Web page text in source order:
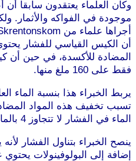
وكان العلماء يعتقدون سابقا أن
موجودة في الفواكه والأثمار.
المضادة للأكسدة، في حين أن
فقط على 160 ملغ منها.
يربط الخبراء هذا بنسبة الماء
تسبب تخفيف هذه المواد
الماء في الفشار لا تتجاوز 4 بالمائة.
ينصح الخبراء بتناول الفشار
إضافة إلى البولوفينولات